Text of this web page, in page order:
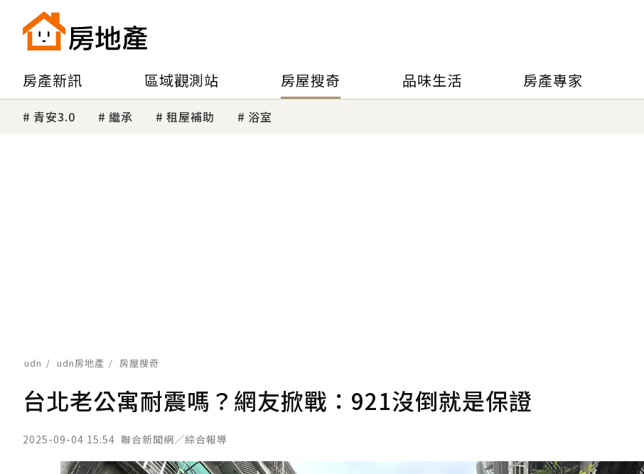
房產新訊 區域觀測站 房屋搜奇 品味生活 房產專家
青安3.0 繼承 租屋補助 浴室
udn udn房地產 房屋搜奇
台北老公寓耐震嗎？網友掀戰：921沒倒就是保證
2025-09-04 15:54 聯合新聞網／綜合報導